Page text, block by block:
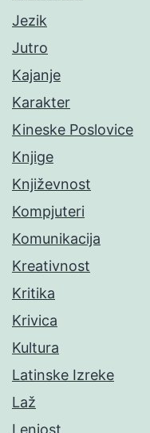
Jezik
Jutro
Kajanje
Karakter
Kineske Poslovice
Knjige
Književnost
Kompjuteri
Komunikacija
Kreativnost
Kritika
Krivica
Kultura
Latinske Izreke
Laž